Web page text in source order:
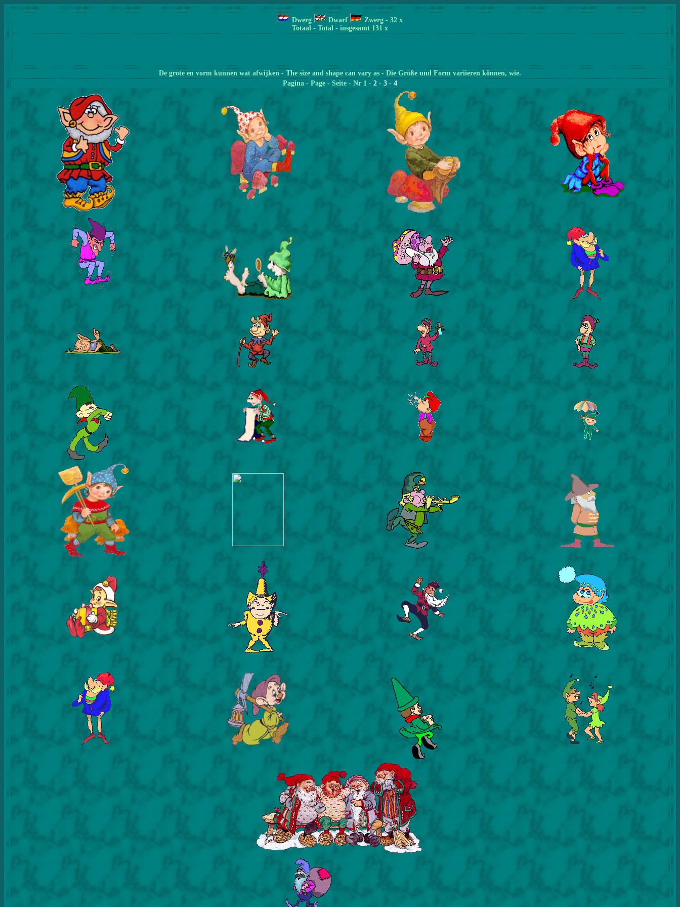
Dwerg Dwarf Zwerg - 32 x
Totaal - Total - insgesamt 131 x
De grote en vorm kunnen wat afwijken - The size and shape can vary as - Die Größe und Form variieren können, wie.
Pagina - Page - Seite - Nr 1 - 2 - 3 - 4